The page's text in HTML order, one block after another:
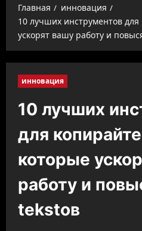
Главная
инновация
10 лучших инструментов
ускорят вашу работу и
инновация
10 лучших
для
которые
работу и
tekstов